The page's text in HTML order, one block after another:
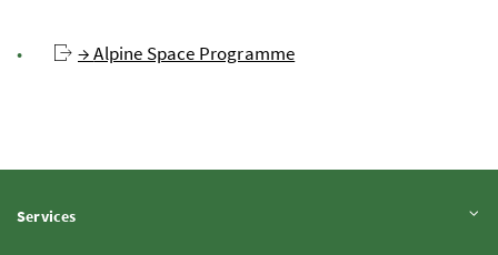
→Alpine Space Programme
ServicesInhalt aufklappen